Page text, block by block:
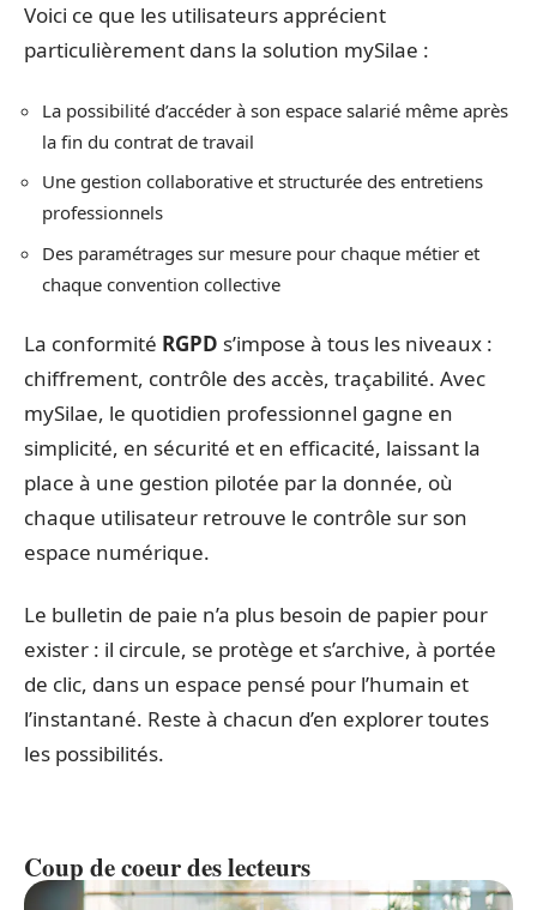
Voici ce que les utilisateurs apprécient
particulièrement dans la solution mySilae :
La possibilité d’accéder à son espace salarié même après
la fin du contrat de travail
Une gestion collaborative et structurée des entretiens
professionnels
Des paramétrages sur mesure pour chaque métier et
chaque convention collective
La conformité RGPD s’impose à tous les niveaux :
chiffrement, contrôle des accès, traçabilité. Avec
mySilae, le quotidien professionnel gagne en
simplicité, en sécurité et en efficacité, laissant la
place à une gestion pilotée par la donnée, où
chaque utilisateur retrouve le contrôle sur son
espace numérique.
Le bulletin de paie n’a plus besoin de papier pour
exister : il circule, se protège et s’archive, à portée
de clic, dans un espace pensé pour l’humain et
l’instantané. Reste à chacun d’en explorer toutes
les possibilités.
Coup de coeur des lecteurs